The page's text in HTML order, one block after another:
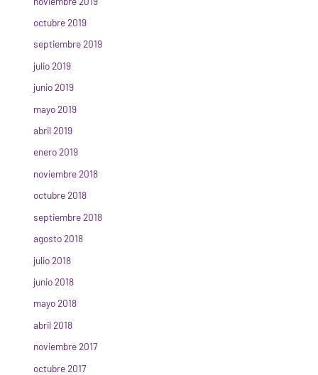
octubre 2019
septiembre 2019
julio 2019
junio 2019
mayo 2019
abril 2019
enero 2019
noviembre 2018
octubre 2018
septiembre 2018
agosto 2018
julio 2018
junio 2018
mayo 2018
abril 2018
noviembre 2017
octubre 2017